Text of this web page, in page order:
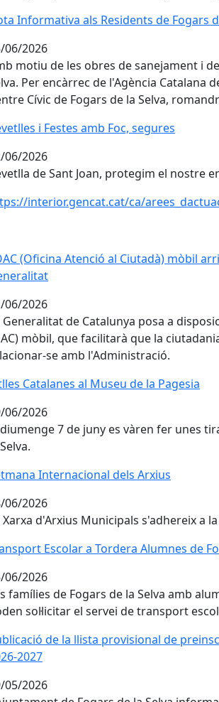
Informativa als Residents de Fogars
Informativa als Residents de Fogars
06/2026
motiu de les obres de sanejament i
Per encàrrec de l'Agència Catalana
Cívic de Fogars de la Selva,
i Festes amb Foc, segures
i Festes amb Foc, segures
06/2026
de Sant Joan, protegim el nostre
interior.gencat.cat/ca/
(Oficina Atenció al Ciutadà) mòbil
(Oficina Atenció al Ciutadà) mòbil
06/2026
Generalitat de Catalunya posa a
mòbil, que facilitarà que la
se amb l'Administració.
Catalanes al Museu de la Pagesia
Catalanes al Museu de la Pagesia
06/2026
7 de juny es vàren fer unes
Internacional dels Arxius
Internacional dels Arxius
06/2026
Xarxa d'Arxius Municipals s'adhereix a
Escolar a Tordera Alumnes de
Escolar a Tordera Alumnes de
06/2026
famílies de Fogars de la Selva amb
sol·licitar el servei de transport
de la llista provisional de
de la llista provisional de
2027
05/2026